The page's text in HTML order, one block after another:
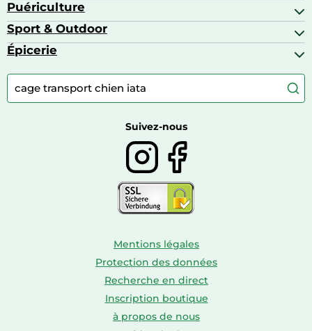
Arts textiles
Bagages
Accessoires smartphones
Appareils photo hybrides
Appareils photo numériques
Puériculture
Chaises hautes
Jouets
Meubles à langer
Sport & Outdoor
Appareils de fitness
Camping
Caravaning
Épicerie
Autour du café
Autour du thé
Suivez-nous
Mentions légales
Protection des données
Recherche en direct
Inscription boutique
à propos de nous